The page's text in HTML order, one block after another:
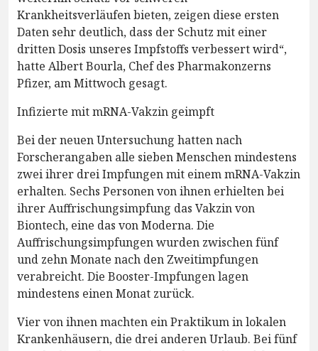
Krankheitsverläufen bieten, zeigen diese ersten
Daten sehr deutlich, dass der Schutz mit einer
dritten Dosis unseres Impfstoffs verbessert wird“,
hatte Albert Bourla, Chef des Pharmakonzerns
Pfizer, am Mittwoch gesagt.
Infizierte mit mRNA-Vakzin geimpft
Bei der neuen Untersuchung hatten nach
Forscherangaben alle sieben Menschen mindestens
zwei ihrer drei Impfungen mit einem mRNA-Vakzin
erhalten. Sechs Personen von ihnen erhielten bei
ihrer Auffrischungsimpfung das Vakzin von
Biontech, eine das von Moderna. Die
Auffrischungsimpfungen wurden zwischen fünf
und zehn Monate nach den Zweitimpfungen
verabreicht. Die Booster-Impfungen lagen
mindestens einen Monat zurück.
Vier von ihnen machten ein Praktikum in lokalen
Krankenhäusern, die drei anderen Urlaub. Bei fünf